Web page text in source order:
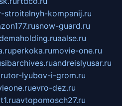
stroitelnyh-kompanij.ru
snow-guard.ru
aalse.ru
perkoka.rumovie-one.ru
sibarchives.ruandreislyusar.ru
tor-lyubov-i-grom.ru
evro-dez.ru
avtopomosch27.ru